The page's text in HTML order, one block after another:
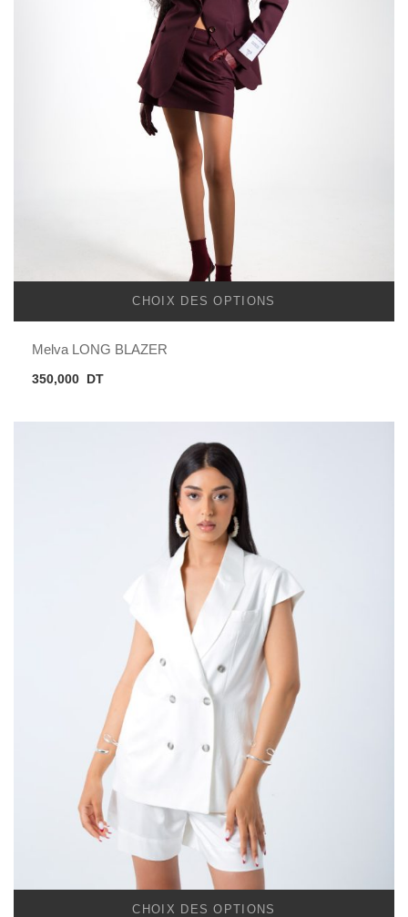
CHOIX DES OPTIONS
Melva LONG BLAZER
350,000 DT
CHOIX DES OPTIONS